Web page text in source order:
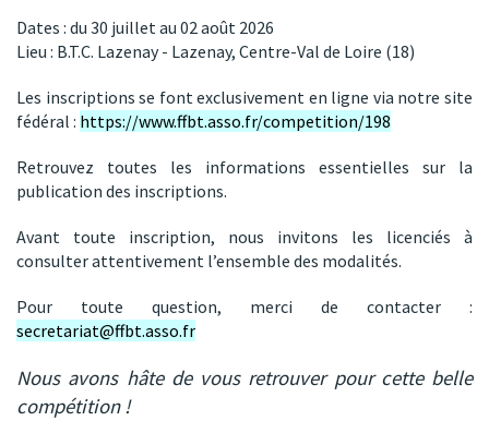
Dates : du 30 juillet au 02 août 2026
Lieu : B.T.C. Lazenay - Lazenay, Centre-Val de Loire (18)
Les inscriptions se font exclusivement en ligne via notre site
fédéral : https://www.ffbt.asso.fr/competition/198
Retrouvez toutes les informations essentielles sur la
publication des inscriptions.
Avant toute inscription, nous invitons les licenciés à
consulter attentivement l’ensemble des modalités.
Pour toute question, merci de contacter :
secretariat@ffbt.asso.fr
Nous avons hâte de vous retrouver pour cette belle
compétition !